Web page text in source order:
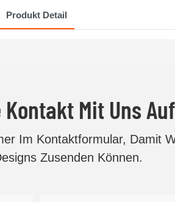
Produkt Detail
Kontakt Mit Uns Auf
Im Kontaktformular, Damit
Zusenden Können.